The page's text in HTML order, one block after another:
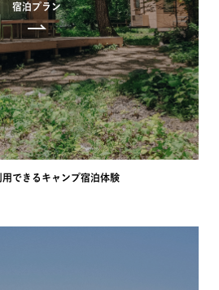
宿泊プラン
用できるキャンプ宿泊体験